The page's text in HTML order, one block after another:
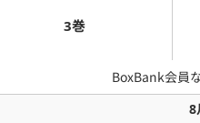
3巻
BoxBank会員
8